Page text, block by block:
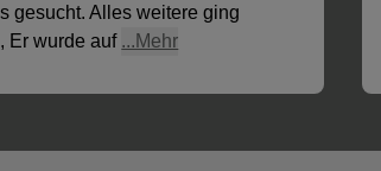
gesucht. Alles weitere ging
Er wurde auf ...Mehr